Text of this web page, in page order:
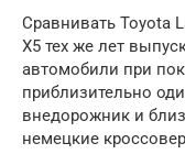
Сравнивать Toyota
X5 тех же лет
автомобили при
приблизительно
внедорожник и
немецкие